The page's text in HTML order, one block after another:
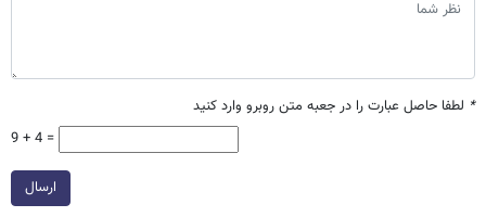
* لطفا حاصل عبارت را در جعبه متن روبرو وارد کنید
9 + 4 =
ارسال